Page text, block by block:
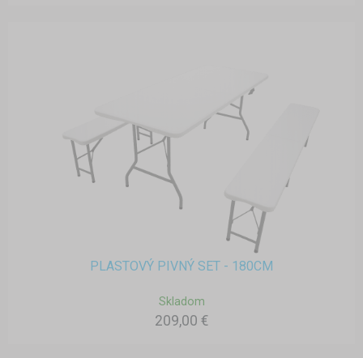
PLASTOVÝ PIVNÝ SET - 180CM
Skladom
209,00 €